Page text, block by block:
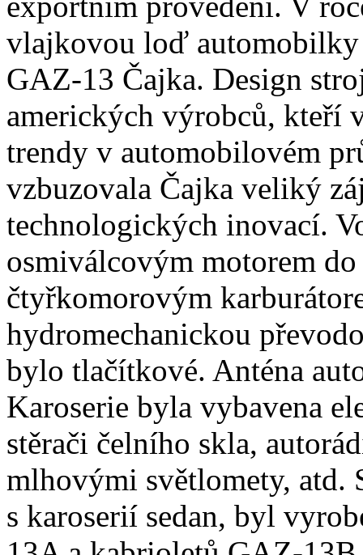
vlajkovou loď
GAZ-13 Čajka. Design
amerických výrobců, kteří
trendy v automobilovém
vzbuzovala Čajka veliký
technologických inovací.
osmiválcovým motorem
čtyřkomorovým
hydromechanickou
bylo tlačítkové. Anténa
Karoserie byla vybavena
stěrači čelního skla,
mlhovými světlomety, atd.
s karoserií sedan, byl